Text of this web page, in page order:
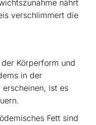
nährt
verschlimmert die
Körperform und
in der
erscheinen, ist es
Fett sind